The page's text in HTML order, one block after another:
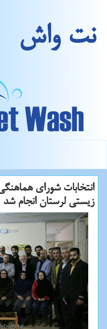
نت واش
انتخابات شورای
زیستی لرستان انجام شد